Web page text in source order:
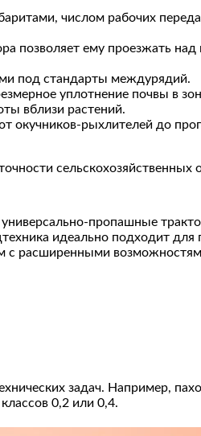
числом рабочих
позволяет ему проезжать
под стандарты междурядий.
уплотнение почвы в
вблизи растений.
окучников-рыхлителей до
сельскохозяйственных
пропашные
идеально подходит
с расширенными
задач. Например,
0,2 или 0,4.